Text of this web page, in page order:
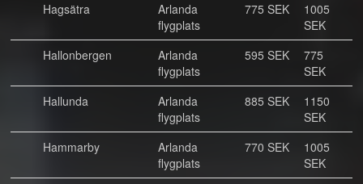
Hagsätra
Arlanda
flygplats
775 SEK
1005
SEK
Hallonbergen
Arlanda
flygplats
595 SEK
775
SEK
Hallunda
Arlanda
flygplats
885 SEK
1150
SEK
Hammarby
Arlanda
flygplats
770 SEK
1005
SEK